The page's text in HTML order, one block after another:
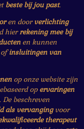
beste bij jou past.
en doorverlichting
hierrekening mee bij
en kunnen
insluitingen van
op onze website zijn
op ervaringen
. De beschreven
als vervangingvoor
therapeut